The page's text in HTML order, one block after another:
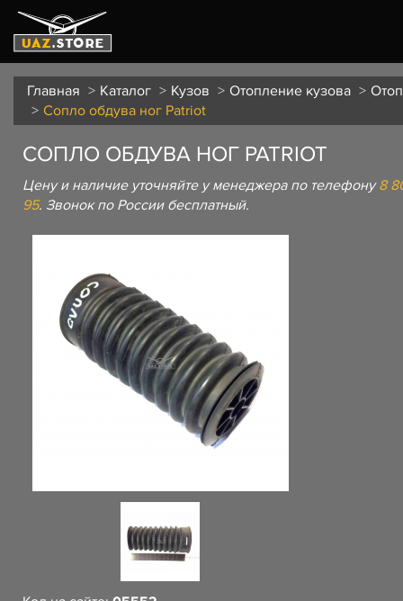
Главная Каталог Кузов Отопление кузова
Сопло обдува ног Patriot
СОПЛО ОБДУВА НОГ PATRIOT
Цену и наличие уточняйте у менеджера по телефону8
95. Звонок по России бесплатный.